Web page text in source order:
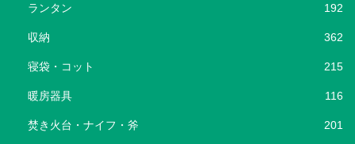
ランタン 192
収納 362
寝袋・コット 215
暖房器具 116
焚き火台・ナイフ・斧 201